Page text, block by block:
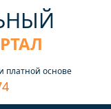
платной основе